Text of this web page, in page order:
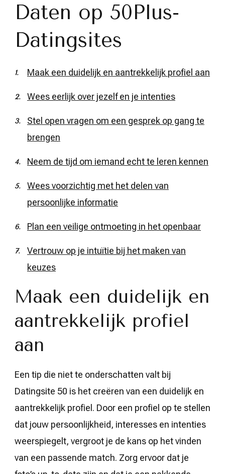
Daten op 50Plus-
Datingsites
Maak een duidelijk en aantrekkelijk profiel aan
Wees eerlijk over jezelf en je intenties
Stel open vragen om een gesprek op gang te
brengen
Neem de tijd om iemand echt te leren kennen
Wees voorzichtig met het delen van
persoonlijke informatie
Plan een veilige ontmoeting in het openbaar
Vertrouw op je intuïtie bij het maken van
keuzes
Maak een duidelijk en
aantrekkelijk profiel
aan
Een tip die niet te onderschatten valt bij
Datingsite 50 is het creëren van een duidelijk en
aantrekkelijk profiel. Door een profiel op te stellen
dat jouw persoonlijkheid, interesses en intenties
weerspiegelt, vergroot je de kans op het vinden
van een passende match. Zorg ervoor dat je